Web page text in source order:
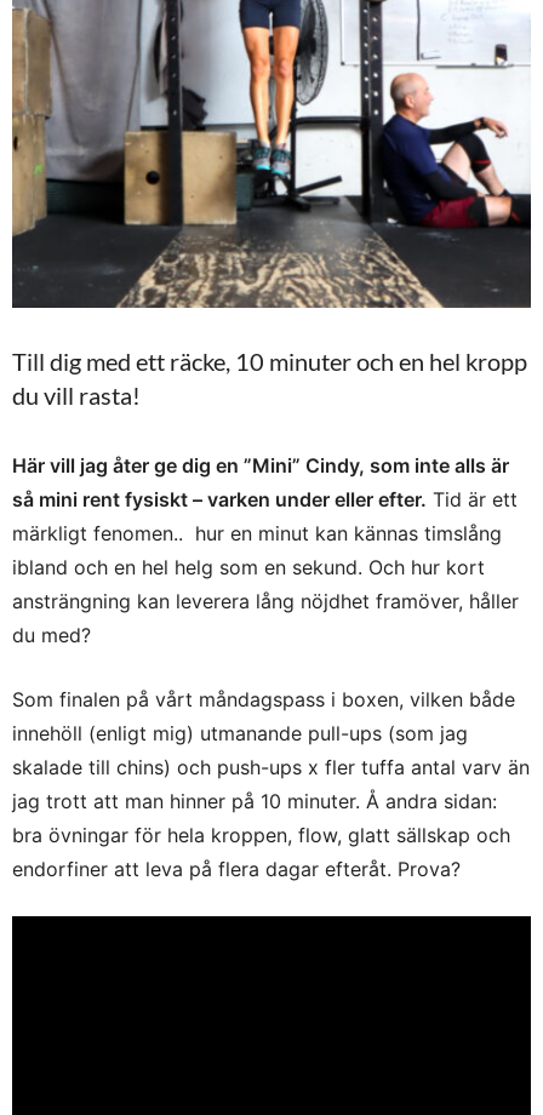
Till dig med ett räcke, 10 minuter och en hel kropp
du vill rasta!
Här vill jag åter ge dig en ”Mini” Cindy, som inte alls är
så mini rent fysiskt – varken under eller efter. Tid är ett
märkligt fenomen.. hur en minut kan kännas timslång
ibland och en hel helg som en sekund. Och hur kort
ansträngning kan leverera lång nöjdhet framöver, håller
du med?
Som finalen på vårt måndagspass i boxen, vilken både
innehöll (enligt mig) utmanande pull-ups (som jag
skalade till chins) och push-ups x fler tuffa antal varv än
jag trott att man hinner på 10 minuter. Å andra sidan:
bra övningar för hela kroppen, flow, glatt sällskap och
endorfiner att leva på flera dagar efteråt. Prova?